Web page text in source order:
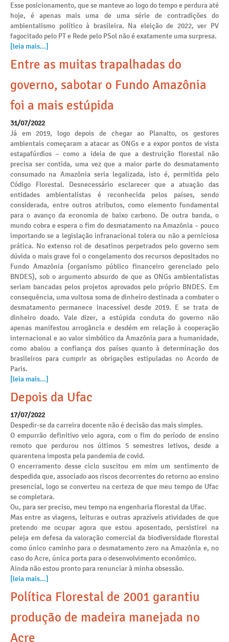
Esse posicionamento, que se manteve ao logo do tempo e perdura até
hoje, é apenas mais uma de uma série de contradições do
ambientalismo político à brasileira. Na eleição de 2022, ver PV
fagocitado pelo PT e Rede pelo PSol não é exatamente uma surpresa.
[leia mais...]
Entre as muitas trapalhadas do
governo, sabotar o Fundo Amazônia
foi a mais estúpida
31/07/2022
Já em 2019, logo depois de chegar ao Planalto, os gestores
ambientais começaram a atacar as ONGs e a expor pontos de vista
estapafúrdios – como a ideia de que a destruição florestal não
precisa ser contida, uma vez que a maior parte do desmatamento
consumado na Amazônia seria legalizada, isto é, permitida pelo
Código Florestal. Desnecessário esclarecer que a atuação das
entidades ambientalistas é reconhecida pelos países, sendo
considerada, entre outros atributos, como elemento fundamental
para o avanço da economia de baixo carbono. De outra banda, o
mundo cobra e espera o fim do desmatamento na Amazônia – pouco
importando se a legislação infranacional tolera ou não a perniciosa
prática. No extenso rol de desatinos perpetrados pelo governo sem
dúvida o mais grave foi o congelamento dos recursos depositados no
Fundo Amazônia (organismo público financeiro gerenciado pelo
BNDES), sob o argumento absurdo de que as ONGs ambientalistas
seriam bancadas pelos projetos aprovados pelo próprio BNDES. Em
consequência, uma vultosa soma de dinheiro destinada a combater o
desmatamento permanece inacessível desde 2019. E se trata de
dinheiro doado. Vale dizer, a estúpida conduta do governo não
apenas manifestou arrogância e desdém em relação à cooperação
internacional e ao valor simbólico da Amazônia para a humanidade,
como abalou a confiança dos países quanto à determinação dos
brasileiros para cumprir as obrigações estipuladas no Acordo de
Paris.
[leia mais...]
Depois da Ufac
17/07/2022
Despedir-se da carreira docente não é decisão das mais simples.
O empurrão definitivo veio agora, com o fim do período de ensino
remoto que perdurou nos últimos 5 semestres letivos, desde a
quarentena imposta pela pandemia de covid.
O encerramento desse ciclo suscitou em mim um sentimento de
despedida que, associado aos riscos decorrentes do retorno ao ensino
presencial, logo se converteu na certeza de que meu tempo de Ufac
se completara.
Ou, para ser preciso, meu tempo na engenharia florestal da Ufac.
Mas entre as viagens, leituras e outras aprazíveis atividades de que
pretendo me ocupar agora que estou aposentado, persistirei na
peleja em defesa da valoração comercial da biodiversidade florestal
como único caminho para o desmatamento zero na Amazônia e, no
caso do Acre, única porta para o desenvolvimento econômico.
Ainda não estou pronto para renunciar à minha obsessão.
[leia mais...]
Política Florestal de 2001 garantiu
produção de madeira manejada no
Acre